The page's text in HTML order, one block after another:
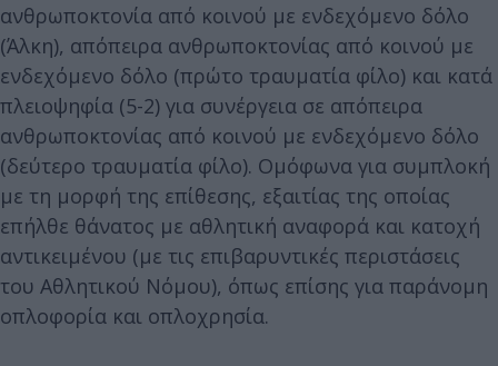
ανθρωποκτονία από κοινού με ενδεχόμενο δόλο
(Άλκη), απόπειρα ανθρωποκτονίας από κοινού με
ενδεχόμενο δόλο (πρώτο τραυματία φίλο) και κατά
πλειοψηφία (5-2) για συνέργεια σε απόπειρα
ανθρωποκτονίας από κοινού με ενδεχόμενο δόλο
(δεύτερο τραυματία φίλο). Ομόφωνα για συμπλοκή
με τη μορφή της επίθεσης, εξαιτίας της οποίας
επήλθε θάνατος με αθλητική αναφορά και κατοχή
αντικειμένου (με τις επιβαρυντικές περιστάσεις
του Αθλητικού Νόμου), όπως επίσης για παράνομη
οπλοφορία και οπλοχρησία.